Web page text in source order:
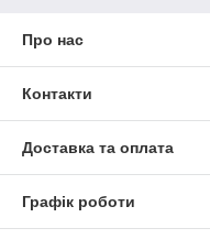
Про нас
Контакти
Доставка та оплата
Графік роботи